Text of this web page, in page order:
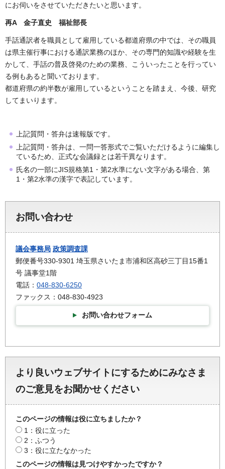
にお伺いをさせていただきたいと思います。
再A 金子直史 福祉部長
手話通訳者を職員として雇用している都道府県の中では、その職員
は県主催行事における通訳業務のほか、その専門的知識や経験を生
かして、手話の普及啓発のための業務、こういったことを行ってい
る例もあると聞いております。
都道府県の約半数が雇用しているということを踏まえ、今後、研究
してまいります。
上記質問・答弁は速報版です。
上記質問・答弁は、一問一答形式でご覧いただけるように編集し
ているため、正式な会議録とは若干異なります。
氏名の一部にJIS規格第1・第2水準にない文字がある場合、第
1・第2水準の漢字で表記しています。
お問い合わせ
議会事務局 政策調査課
郵便番号330-9301 埼玉県さいたま市浦和区高砂三丁目15番1
号 議事堂1階
電話： 048-830-6250
ファックス：048-830-4923
お問い合わせフォーム
より良いウェブサイトにするためにみなさま
のご意見をお聞かせください
このページの情報は役に立ちましたか？
1：役に立った
2：ふつう
3：役に立たなかった
このページの情報は見つけやすかったですか？